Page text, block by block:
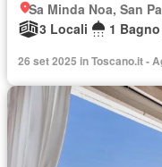
Sa Minda Noa, San
3 Locali
1 Bagno
26 set 2025 in Toscano.it -